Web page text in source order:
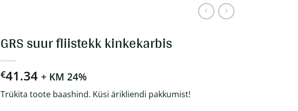
GRS suur fliistekk kinkekarbis
€41.34 + KM 24%
Trükita toote baashind. Küsi ärikliendi pakkumist!